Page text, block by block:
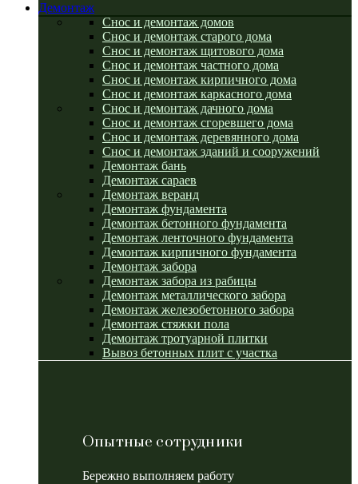
Демонтаж
Снос и демонтаж домов
Снос и демонтаж старого дома
Снос и демонтаж щитового дома
Снос и демонтаж частного дома
Снос и демонтаж кирпичного дома
Снос и демонтаж каркасного дома
Снос и демонтаж дачного дома
Снос и демонтаж сгоревшего дома
Снос и демонтаж деревянного дома
Снос и демонтаж зданий и сооружений
Демонтаж бань
Демонтаж сараев
Демонтаж веранд
Демонтаж фундамента
Демонтаж бетонного фундамента
Демонтаж ленточного фундамента
Демонтаж кирпичного фундамента
Демонтаж забора
Демонтаж забора из рабицы
Демонтаж металлического забора
Демонтаж железобетонного забора
Демонтаж стяжки пола
Демонтаж тротуарной плитки
Вывоз бетонных плит с участка
Опытные сотрудники
Бережно выполняем работу